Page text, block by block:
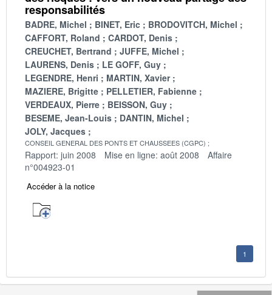
responsabilités
BADRE, Michel BINET, Eric
BRODOVITCH, Michel
CAFFORT, Roland
CARDOT, Denis
CREUCHET, Bertrand
JUFFE, Michel
LAURENS, Denis
LE GOFF, Guy
LEGENDRE, Henri
MARTIN, Xavier
MAZIERE, Brigitte
PELLETIER, Fabienne
VERDEAUX, Pierre
BEISSON, Guy
BESEME, Jean-Louis
DANTIN, Michel
JOLY, Jacques
CONSEIL GENERAL DES PONTS ET CHAUSSEES (CGPC)
Rapport: juin 2008 Mise en ligne: août 2008
Affaire
n°004923-01
Accéder à la notice
1